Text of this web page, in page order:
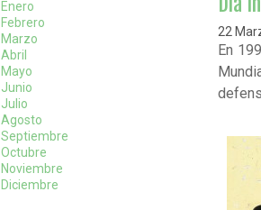
Enero
Febrero
Marzo
Abril
Mayo
Junio
Julio
Agosto
Septiembre
Octubre
Noviembre
Diciembre
22
En